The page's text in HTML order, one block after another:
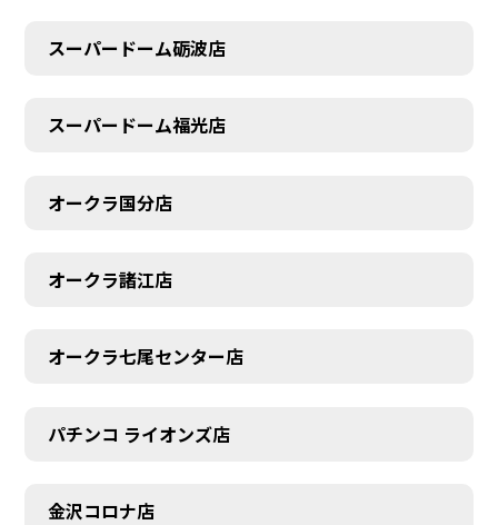
CONTACT
スーパードーム砺波店
スーパードーム福光店
オークラ国分店
オークラ諸江店
オークラ七尾センター店
パチンコ ライオンズ店
金沢コロナ店